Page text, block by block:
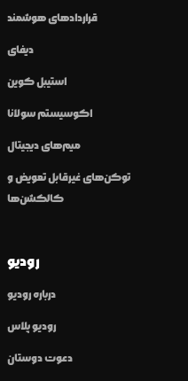
قراردادهای هوشمند
دیفای
استیبل کوین
اکوسیستم سولانا
میم‌های دیجیتال
توکن‌های غیرقابل تعویض و
کالکشن‌ها
رودیو
درباره رودیو
رودیو پلاس
دعوت دوستان